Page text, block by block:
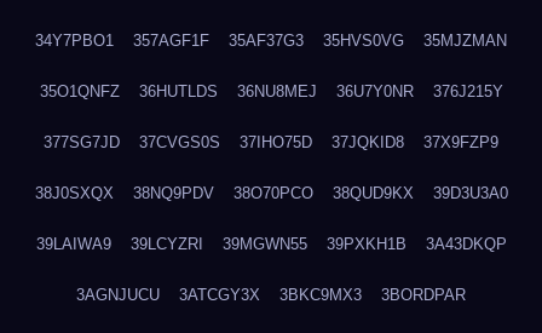
34Y7PBO1 357AGF1F 35AF37G3 35HVS0VG 35MJZMAN
35O1QNFZ 36HUTLDS 36NU8MEJ 36U7Y0NR 376J215Y
377SG7JD 37CVGS0S 37IHO75D 37JQKID8 37X9FZP9
38J0SXQX 38NQ9PDV 38O70PCO 38QUD9KX 39D3U3A0
39LAIWA9 39LCYZRI 39MGWN55 39PXKH1B 3A43DKQP
3AGNJUCU 3ATCGY3X 3BKC9MX3 3BORDPAR